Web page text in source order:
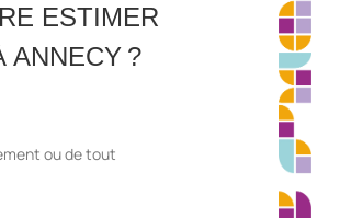
ESTIMER
ANNECY ?
ou de tout